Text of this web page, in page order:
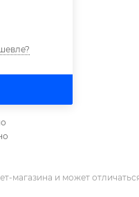
магазина и может